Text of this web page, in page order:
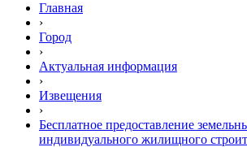
Главная
›
Город
›
Актуальная информация
›
Извещения
›
Бесплатное предоставление
индивидуального жилищного